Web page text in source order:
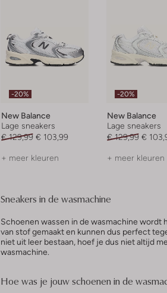
-20%
New Balance
Lage sneakers
€ 129,99 € 103,99
+ meer kleuren
-20%
New Balance
Lage sneakers
€ 129,99 €
+ meer kleuren
Sneakers in de wasmachine
Schoenen wassen in de wasmachine wordt
van stof gemaakt en kunnen dus perfect
niet uit leer bestaan, hoef je dus niet altijd
wasmachine.
Hoe was je jouw schoenen in de